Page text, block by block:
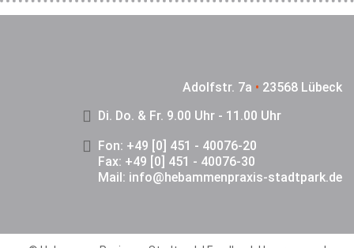
Adolfstr. 7a • 23568 Lübeck
Di. Do. & Fr. 9.00 Uhr - 11.00 Uhr
Fon: +49 [0] 451 - 40076-20
Fax: +49 [0] 451 - 40076-30
Mail: info@hebammenpraxis-stadtpark.de